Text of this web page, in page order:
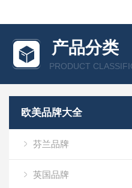
产品分类
PRODUCT
欧美品牌大全
芬兰品牌
英国品牌